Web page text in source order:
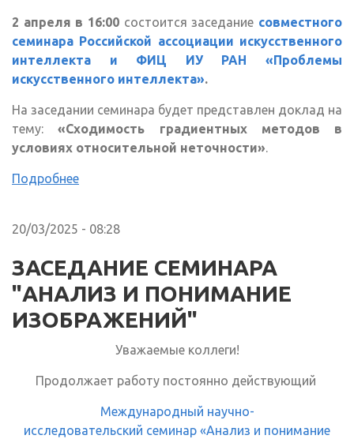
2 апреля в 16:00 состоится заседание совместного
семинара Российской ассоциации искусственного
интеллекта и ФИЦ ИУ РАН «Проблемы
искусственного интеллекта».
На заседании семинара будет представлен доклад на
тему:«Сходимость градиентных методов в
условиях относительной неточности».
Подробнее
20/03/2025 - 08:28
ЗАСЕДАНИЕ СЕМИНАРА
"АНАЛИЗ И ПОНИМАНИЕ
ИЗОБРАЖЕНИЙ"
Уважаемые коллеги!
Продолжает работу постоянно действующий
Международный научно-
исследовательский семинар «Анализ и понимание